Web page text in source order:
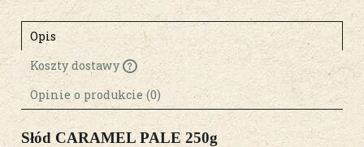
Opis
Koszty dostawy
Cena nie zawiera ewentualnych kosztów
płatności
Opinie o produkcie (0)
Słód CARAMEL PALE 250g